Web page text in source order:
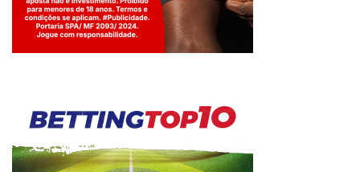
Jogue com responsabilidade. 18+